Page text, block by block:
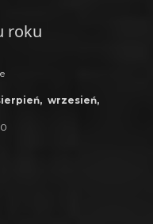
roku
wrzesień,